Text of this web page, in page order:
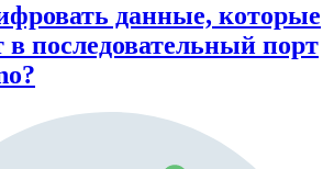
данные, которые
в последовательный порт